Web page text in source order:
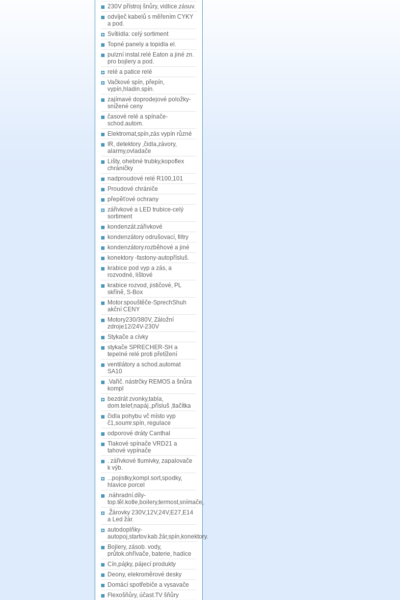
230V přístroj šnůry, vidlice.zásuv.
odvíječ kabelů s měřením CYKY
a pod.
Svítiidla: celý sortiment
Topné panely a topidla el.
pulzní instal.relé Eaton a jiné zn.
pro bojlery a pod.
relé a patice relé
Vačkové spín, přepín,
vypín,hladin.spín.
zajímavé doprodejové položky-
snížené ceny
časové relé a spínače-
schod.autom.
Elektromat,spín,zás vypín různé
IR, detektory ,čidla,závory,
alarmy,ovladače
Lišty, ohebné trubky,kopoflex
chráničky
nadproudové relé R100,101
Proudové chrániče
přepěťové ochrany
zářivkové a LED trubice-celý
sortiment
kondenzát.zářivkové
kondenzátory odrušovací, filtry
kondenzátory.rozběhové a jiné
konektory -fastony-autopřísluš.
krabice pod vyp a zás, a
rozvodné, lištové
krabice rozvod, jističové, PL
skříně, S-Box
Motor.spouštěče-SprechShuh
akční CENY
Motory230/380V, Záložní
zdroje12/24V-230V
Stykače a cívky
stykače SPRECHER-SH a
tepelné relé proti přetížení
ventilátory a schod.automat
SA10
.Vařič. nástrčky REMOS a šnůra
kompl
bezdrát zvonky,tabla,
dom.telef,napáj.,přísluš ,tlačítka
čidla pohybu vč místo vyp
č1,soumr.spín, regulace
odporové dráty Canthal
Tlakové spínače VRD21 a
tahové vypínače
. zářivkové tlumivky, zapalovače
k výb.
...pojistky,kompl.sort,spodky,
hlavice porcel
.náhradní.díly-
top.těl.kotle,boilery,termost,snímače,
.Žárovky 230V,12V,24V,E27,E14
a Led žár.
autodoplňky-
autopoj,startov.kab.žár,spín,konektory.
Bojlery, zásob. vody,
průtok.ohřívače, baterie, hadice
Cín,pájky, pájecí produkty
Deony, elekroměrové desky
Domácí spotřebiče a vysavače
Flexošňůry, účast.TV šňůry